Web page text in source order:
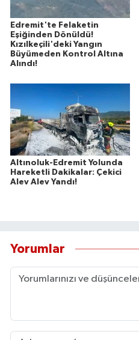
Edremit'te Felaketin
Eşiğinden Dönüldü!
Kızılkeçili'deki Yangın
Büyümeden Kontrol Altına
Alındı!
Altınoluk-Edremit Yolunda
Hareketli Dakikalar: Çekici
Alev Alev Yandı!
Yorumlar